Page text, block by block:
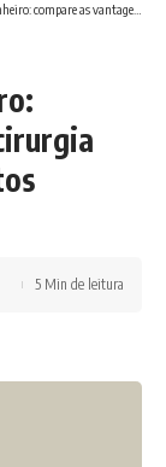
plástica e dos procedimentos estéticos não cirúrgicos!
5 Min de leitura